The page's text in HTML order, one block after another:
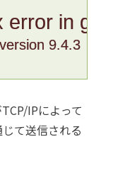
error in
9.4.3
IPによって
て送信される